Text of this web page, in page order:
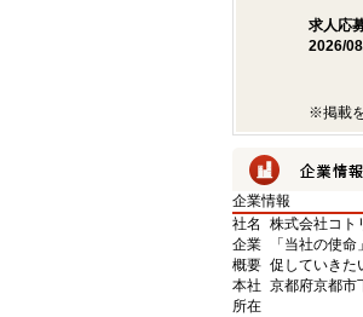
求人応
2026/
※掲載
企業情報
社名
株式会社コト
企業
概要
「当社の使
促していきた
本社
所在
京都府京都市